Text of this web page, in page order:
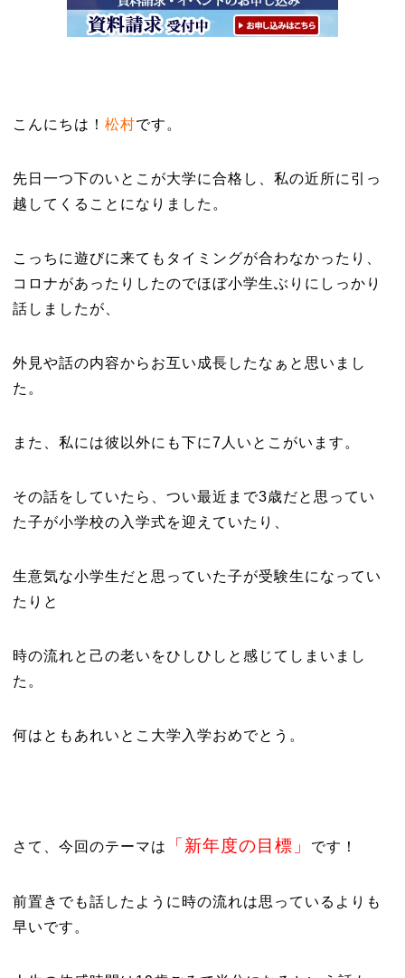
こんにちは！ 松村です。
先日一つ下のいとこが大学に合格し、私の近所に引っ
越してくることになりました。
こっちに遊びに来てもタイミングが合わなかったり、
コロナがあったりしたのでほぼ小学生ぶりにしっかり
話しましたが、
外見や話の内容からお互い成長したなぁと思いまし
た。
また、私には彼以外にも下に7人いとこがいます。
その話をしていたら、つい最近まで3歳だと思ってい
た子が小学校の入学式を迎えていたり、
生意気な小学生だと思っていた子が受験生になってい
たりと
時の流れと己の老いをひしひしと感じてしまいまし
た。
何はともあれいとこ大学入学おめでとう。
さて、今回のテーマは 「新年度の目標」 です！
前置きでも話したように時の流れは思っているよりも
早いです。